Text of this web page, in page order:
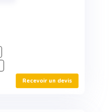
Recevoir un devis